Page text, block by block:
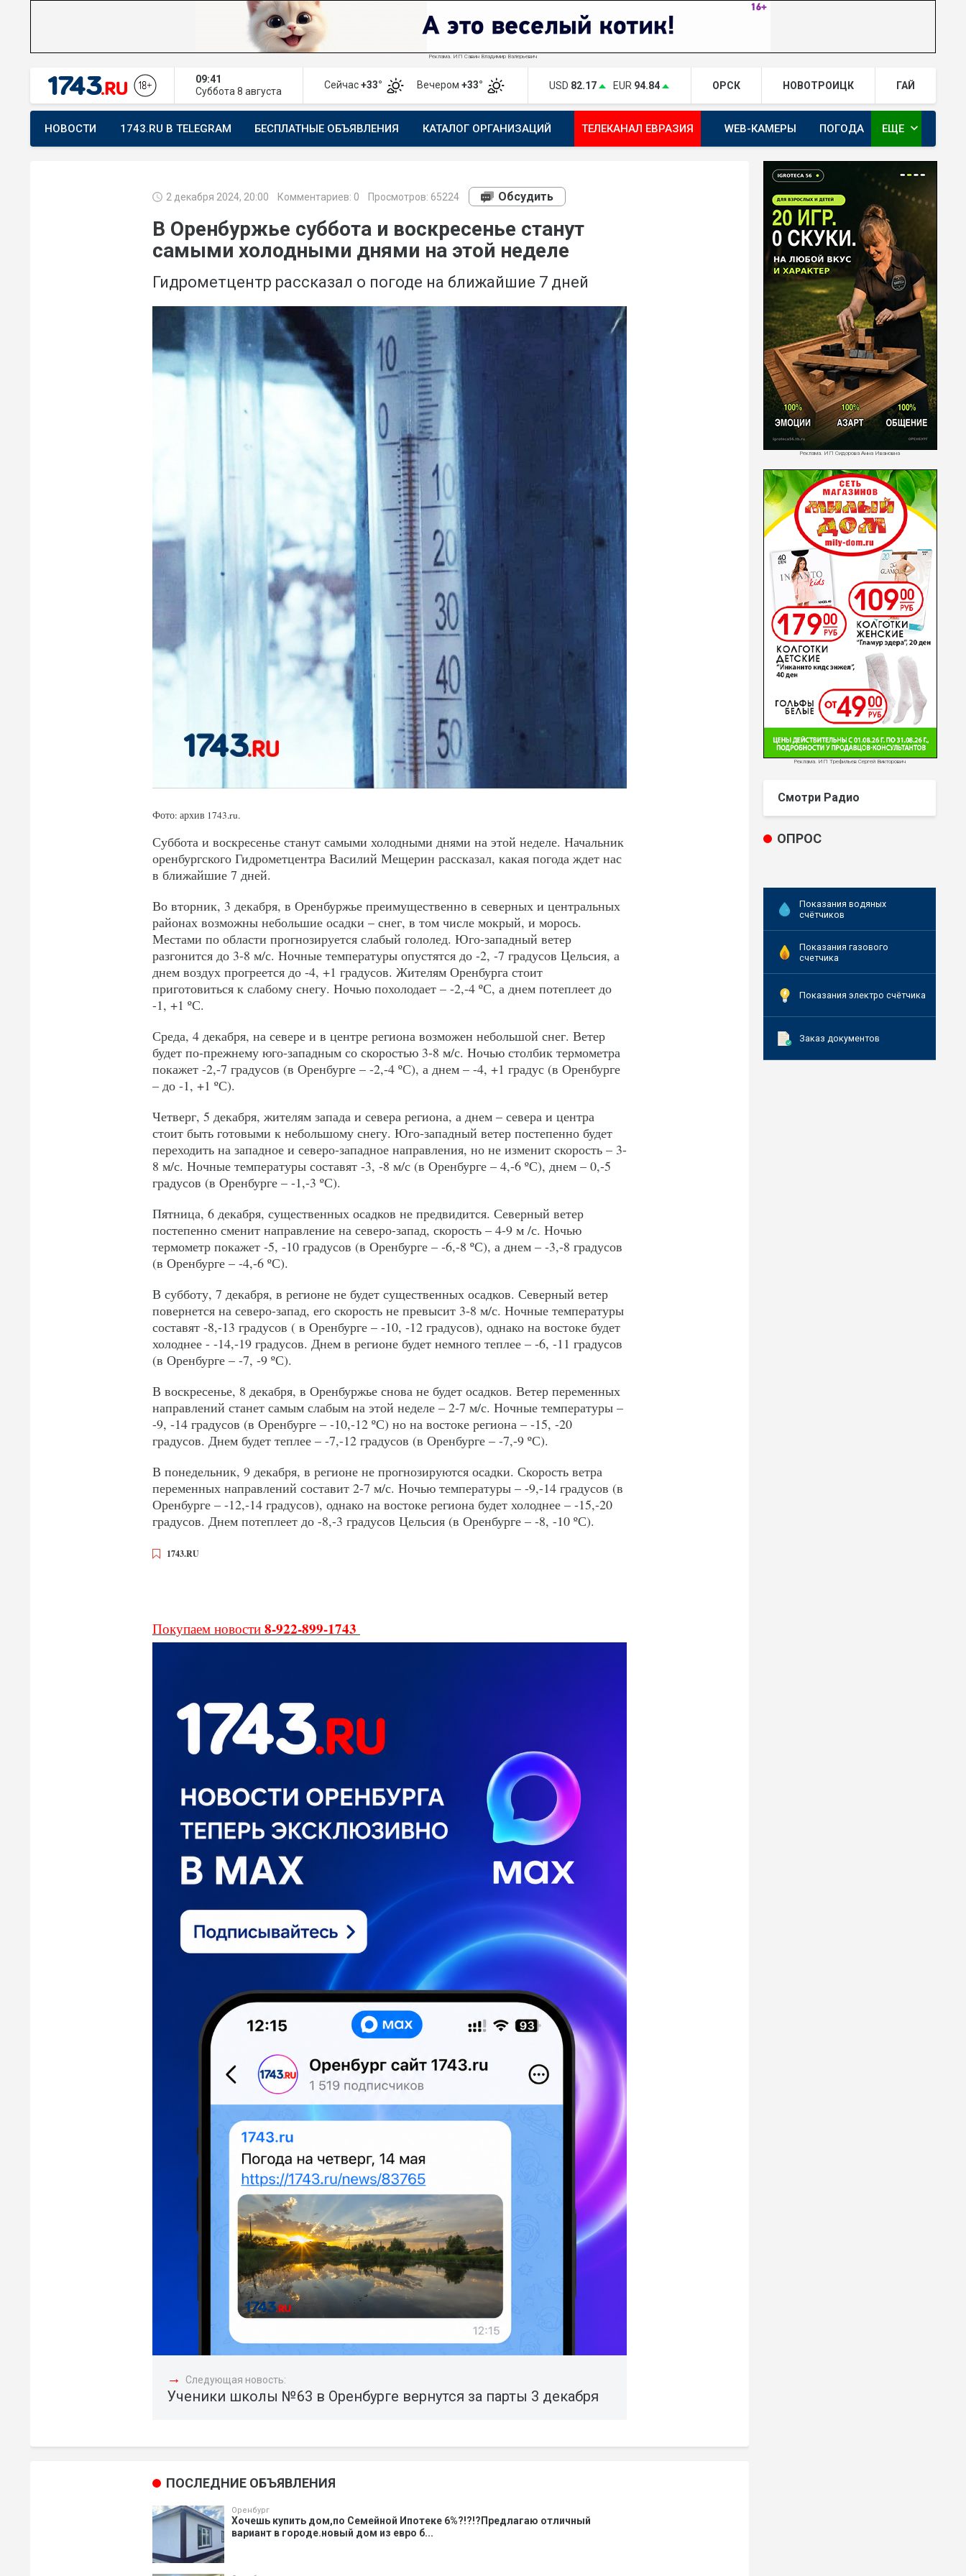
Реклама. ИП Савин Владимир Валерьевич
09:41
Суббота 8 августа
Сейчас+33° Вечером+33° USD 82.17 EUR 94.84 ОРСК НОВОТРОИЦК ГАЙ
НОВОСТИ 1743.RU В TELEGRAM БЕСПЛАТНЫЕ ОБЪЯВЛЕНИЯ КАТАЛОГ ОРГАНИЗАЦИЙ ТЕЛЕКАНАЛ ЕВРАЗИЯ WEB-КАМЕРЫ ПОГОДА
ОРЕНБУРГ - ГЕРОИ РЯДОМ С НАМИ
ЕЩЕ expand_more
2 декабря 2024, 20:00 Комментариев: 0 Просмотров: 65224 Обсудить
В Оренбуржье суббота и воскресенье станут
самыми холодными днями на этой неделе
Гидрометцентр рассказал о погоде на ближайшие 7 дней
Фото: архив 1743.ru.
Суббота и воскресенье станут самыми холодными днями на этой неделе. Начальник
оренбургского Гидрометцентра Василий Мещерин рассказал, какая погода ждет нас
в ближайшие 7 дней.
Во вторник, 3 декабря, в Оренбуржье преимущественно в северных и центральных
районах возможны небольшие осадки – снег, в том числе мокрый, и морось.
Местами по области прогнозируется слабый гололед. Юго-западный ветер
разгонится до 3-8 м/с. Ночные температуры опустятся до -2, -7 градусов Цельсия, а
днем воздух прогреется до -4, +1 градусов. Жителям Оренбурга стоит
приготовиться к слабому снегу. Ночью похолодает – -2,-4 ºС, а днем потеплеет до
-1, +1 ºС.
Среда, 4 декабря, на севере и в центре региона возможен небольшой снег. Ветер
будет по-прежнему юго-западным со скоростью 3-8 м/с. Ночью столбик термометра
покажет -2,-7 градусов (в Оренбурге – -2,-4 ºС), а днем – -4, +1 градус (в Оренбурге
– до -1, +1 ºС).
Четверг, 5 декабря, жителям запада и севера региона, а днем – севера и центра
стоит быть готовыми к небольшому снегу. Юго-западный ветер постепенно будет
переходить на западное и северо-западное направления, но не изменит скорость – 3-
8 м/с. Ночные температуры составят -3, -8 м/с (в Оренбурге – 4,-6 ºС), днем – 0,-5
градусов (в Оренбурге – -1,-3 ºС).
Пятница, 6 декабря, существенных осадков не предвидится. Северный ветер
постепенно сменит направление на северо-запад, скорость – 4-9 м /с. Ночью
термометр покажет -5, -10 градусов (в Оренбурге – -6,-8 ºС), а днем – -3,-8 градусов
(в Оренбурге – -4,-6 ºС).
В субботу, 7 декабря, в регионе не будет существенных осадков. Северный ветер
повернется на северо-запад, его скорость не превысит 3-8 м/с. Ночные температуры
составят -8,-13 градусов ( в Оренбурге – -10, -12 градусов), однако на востоке будет
холоднее - -14,-19 градусов. Днем в регионе будет немного теплее – -6, -11 градусов
(в Оренбурге – -7, -9 ºС).
В воскресенье, 8 декабря, в Оренбуржье снова не будет осадков. Ветер переменных
направлений станет самым слабым на этой неделе – 2-7 м/с. Ночные температуры –
-9, -14 градусов (в Оренбурге – -10,-12 ºС) но на востоке региона – -15, -20
градусов. Днем будет теплее – -7,-12 градусов (в Оренбурге – -7,-9 ºС).
В понедельник, 9 декабря, в регионе не прогнозируются осадки. Скорость ветра
переменных направлений составит 2-7 м/с. Ночью температуры – -9,-14 градусов (в
Оренбурге – -12,-14 градусов), однако на востоке региона будет холоднее – -15,-20
градусов. Днем потеплеет до -8,-3 градусов Цельсия (в Оренбурге – -8, -10 ºС).
1743.RU
Покупаем новости 8-922-899-1743
→ Следующая новость:
Ученики школы №63 в Оренбурге вернутся за парты 3 декабря
ПОСЛЕДНИЕ ОБЪЯВЛЕНИЯ
Оренбург
Хочешь купить дом,по Семейной Ипотеке 6%?!?!?Предлагаю отличный
вариант в городе.новый дом из евро б...
Реклама. ИП Сидорова Анна Ивановна
Реклама. ИП Трефильев Сергей Викторович
Смотри Радио
ОПРОС
Показания водяных
счётчиков
Показания газового
счетчика
Показания электро счётчика
Заказ документов